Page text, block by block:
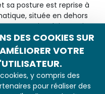
DES COOKIES SUR
VOTRE
y compris des
pour réaliser des
sa posture est reprise à
située en dehors
porte qui ne laisse voir
escalier
Ce tableau au
parties par la figure
le sommet de